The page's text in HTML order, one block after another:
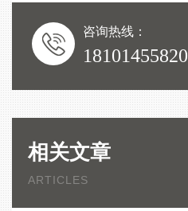
咨询热线：
18101455820
相关文章
ARTICLES